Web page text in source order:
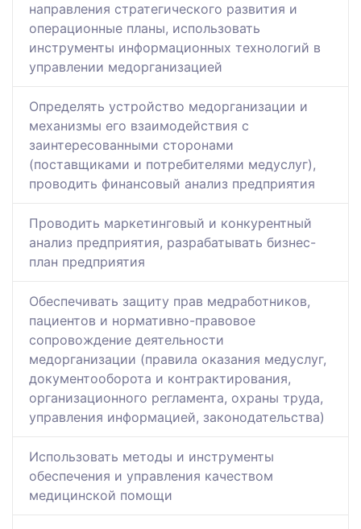
направления стратегического развития и
операционные планы, использовать
инструменты информационных технологий в
управлении медорганизацией
Определять устройство медорганизации и
механизмы его взаимодействия с
заинтересованными сторонами
(поставщиками и потребителями медуслуг),
проводить финансовый анализ предприятия
Проводить маркетинговый и конкурентный
анализ предприятия, разрабатывать бизнес-
план предприятия
Обеспечивать защиту прав медработников,
пациентов и нормативно-правовое
сопровождение деятельности
медорганизации (правила оказания медуслуг,
документооборота и контрактирования,
организационного регламента, охраны труда,
управления информацией, законодательства)
Использовать методы и инструменты
обеспечения и управления качеством
медицинской помощи